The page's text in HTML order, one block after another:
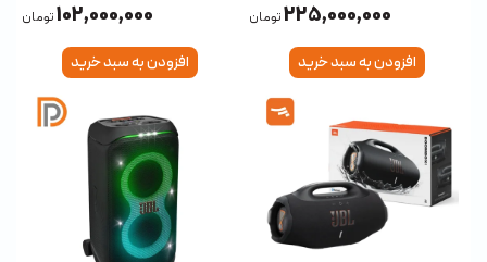
225,000,000تومان
افزودن به سبد خرید
102,000,000تومان
افزودن به سبد خرید